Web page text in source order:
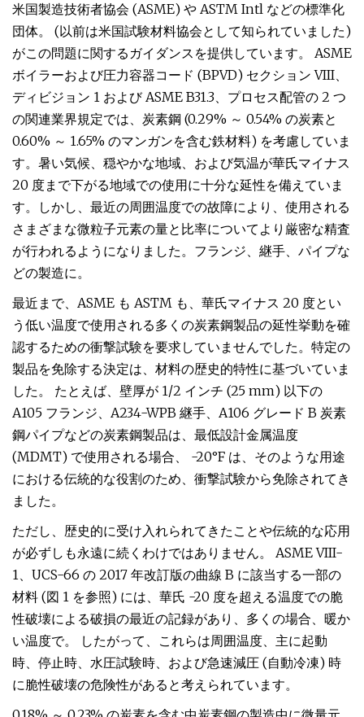
米国製造技術者協会 (ASME) や ASTM Intl などの標準化
団体。 (以前は米国試験材料協会として知られていました)
がこの問題に関するガイダンスを提供しています。 ASME
ボイラーおよび圧力容器コード (BPVD) セクション VIII、
ディビジョン 1 および ASME B31.3、プロセス配管の 2 つ
の関連業界規定では、炭素鋼 (0.29% ～ 0.54% の炭素と
0.60% ～ 1.65% のマンガンを含む鉄材料) を考慮していま
す。暑い気候、穏やかな地域、および気温が華氏マイナス
20 度まで下がる地域での使用に十分な延性を備えていま
す。しかし、最近の周囲温度での故障により、使用される
さまざまな微粒子元素の量と比率についてより厳密な精査
が行われるようになりました。フランジ、継手、パイプな
どの製造に。
最近まで、ASME も ASTM も、華氏マイナス 20 度とい
う低い温度で使用される多くの炭素鋼製品の延性挙動を確
認するための衝撃試験を要求していませんでした。特定の
製品を免除する決定は、材料の歴史的特性に基づいていま
した。 たとえば、壁厚が 1/2 インチ (25 mm) 以下の
A105 フランジ、A234-WPB 継手、A106 グレード B 炭素
鋼パイプなどの炭素鋼製品は、最低設計金属温度
(MDMT) で使用される場合、 -20°F は、そのような用途
における伝統的な役割のため、衝撃試験から免除されてき
ました。
ただし、歴史的に受け入れられてきたことや伝統的な応用
が必ずしも永遠に続くわけではありません。 ASME VIII-
1、UCS-66 の 2017 年改訂版の曲線 B に該当する一部の
材料 (図 1 を参照) には、華氏 -20 度を超える温度での脆
性破壊による破損の最近の記録があり、多くの場合、暖か
い温度で。 したがって、これらは周囲温度、主に起動
時、停止時、水圧試験時、および急速減圧 (自動冷凍) 時
に脆性破壊の危険性があると考えられています。